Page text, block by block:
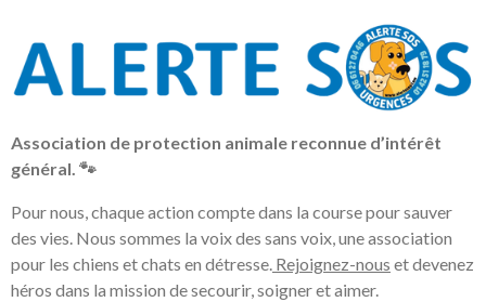
Association de protection animale reconnue d’intérêt
général. 🐾
Pour nous, chaque action compte dans la course pour sauver
des vies. Nous sommes la voix des sans voix, une association
pour les chiens et chats en détresse. Rejoignez-nous et devenez
héros dans la mission de secourir, soigner et aimer.